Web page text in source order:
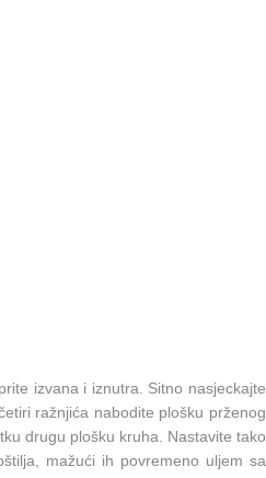
izvana i iznutra. Sitno nasjeckajte
ražnjića nabodite plošku prženog
drugu plošku kruha. Nastavite tako
mažući ih povremeno uljem sa